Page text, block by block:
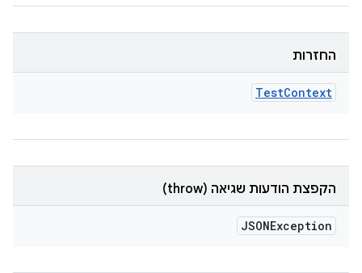
החזרות
TestContext
הקפצת הודעות שגיאה (throw)
JSONException